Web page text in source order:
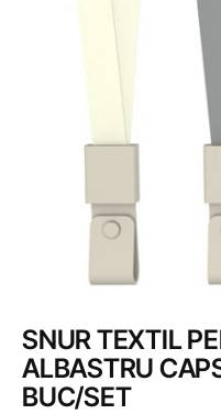
SNUR TEXTIL
ALBASTRU
BUC/SET